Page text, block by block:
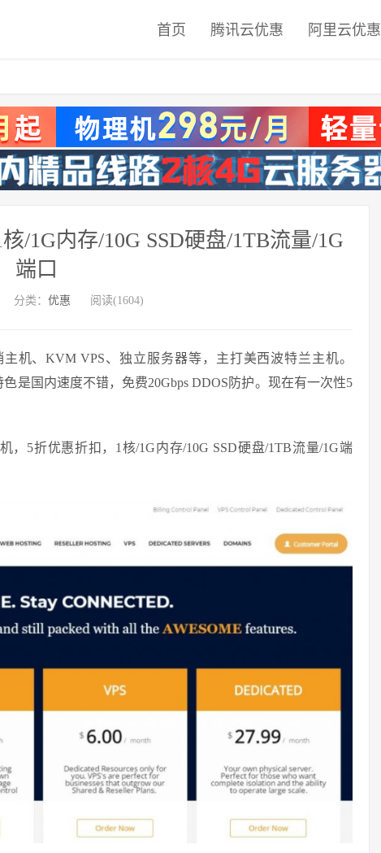
首页 腾讯云优惠 阿里云优惠
/1G内存/10G SSD硬盘/1TB流量/1G
端口
分类： 优惠 阅读(1604)
机、KVM VPS、独立服务器等，主打美西波特兰主机。
是国内速度不错，免费20Gbps DDOS防护。现在有一次性5
，5折优惠折扣，1核/1G内存/10G SSD硬盘/1TB流量/1G端